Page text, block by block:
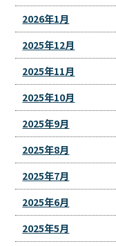
2026年1月
2025年12月
2025年11月
2025年10月
2025年9月
2025年8月
2025年7月
2025年6月
2025年5月